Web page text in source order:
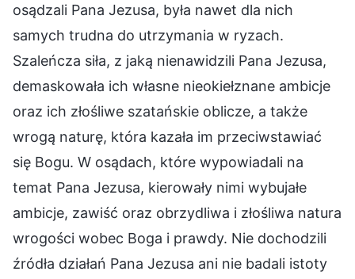
osądzali Pana Jezusa, była nawet dla nich
samych trudna do utrzymania w ryzach.
Szaleńcza siła, z jaką nienawidzili Pana Jezusa,
demaskowała ich własne nieokiełznane ambicje
oraz ich złośliwe szatańskie oblicze, a także
wrogą naturę, która kazała im przeciwstawiać
się Bogu. W osądach, które wypowiadali na
temat Pana Jezusa, kierowały nimi wybujałe
ambicje, zawiść oraz obrzydliwa i złośliwa natura
wrogości wobec Boga i prawdy. Nie dochodzili
źródła działań Pana Jezusa ani nie badali istoty